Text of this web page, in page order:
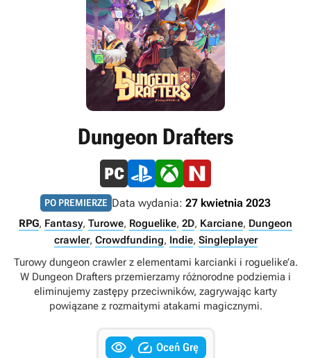
Dungeon Drafters
PO PREMIERZE Data wydania: 27 kwietnia 2023
RPG, Fantasy, Turowe, Roguelike, 2D, Karciane, Dungeon
crawler, Crowdfunding, Indie, Singleplayer
Turowy dungeon crawler z elementami karcianki i roguelike’a.
W Dungeon Drafters przemierzamy różnorodne podziemia i
eliminujemy zastępy przeciwników, zagrywając karty
powiązane z rozmaitymi atakami magicznymi.
  Oceń Grę